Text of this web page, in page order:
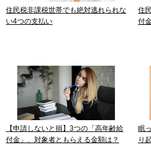
住民税非課税世帯でも絶対逃れられな
い4つの支払い
住
付
【申請しないと損】3つの「高年齢給
付金」、対象者ともらえる金額は？
眠
り